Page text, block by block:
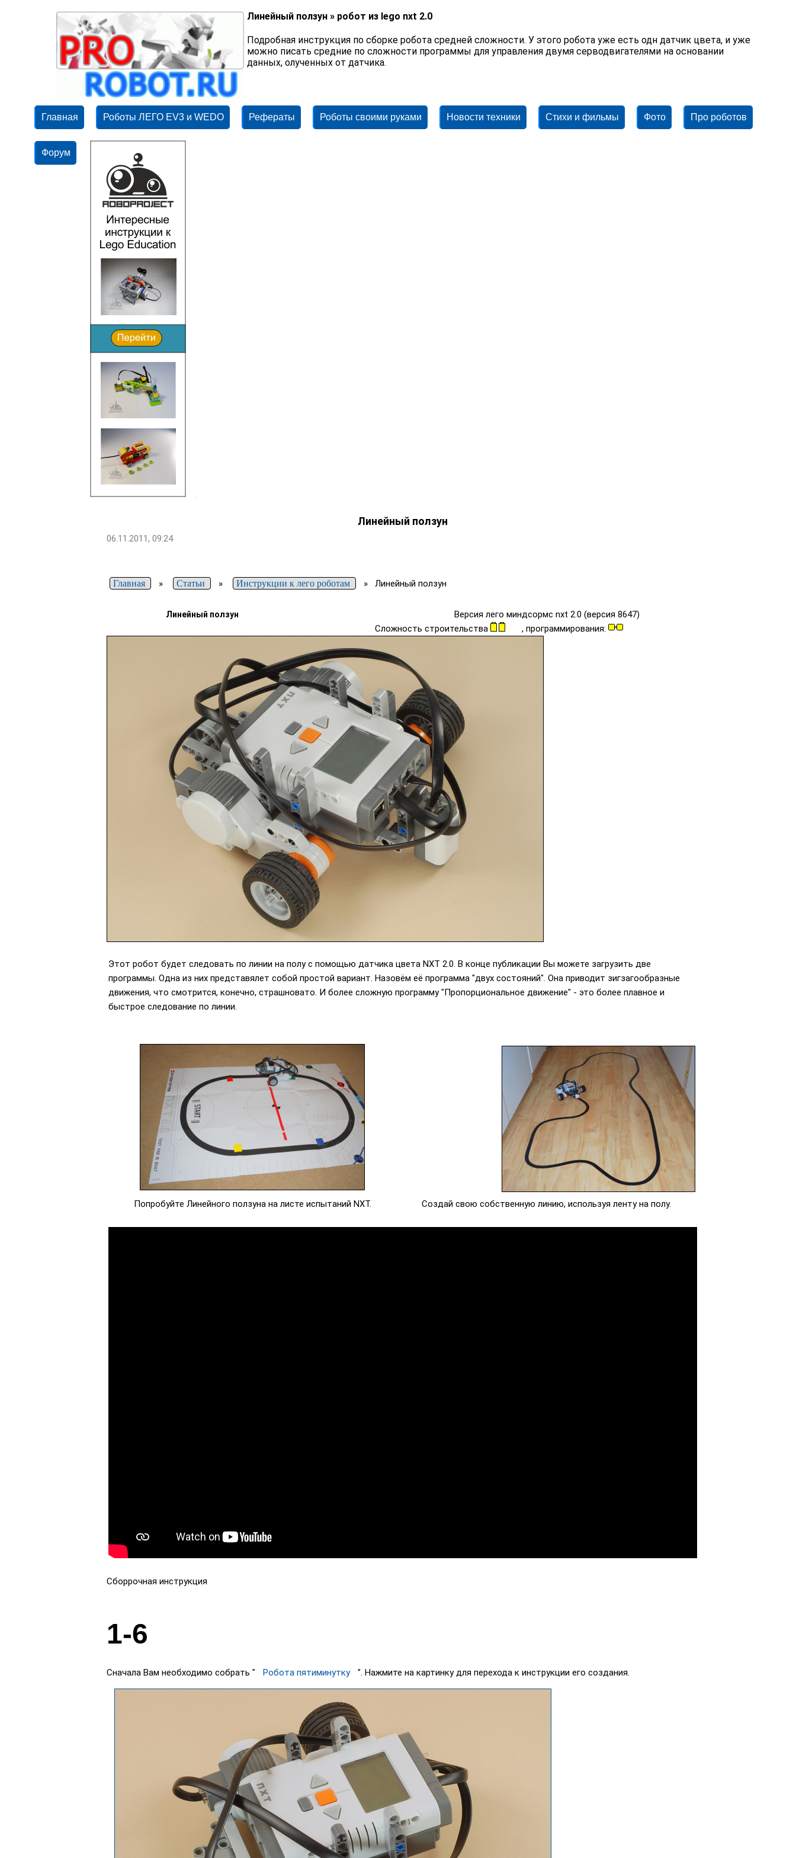
Линейный ползун » робот из lego nxt 2.0
Подробная инструкция по сборке робота средней сложности. У этого робота уже есть одн датчик цвета, и уже
можно писать средние по сложности программы для управления двумя серводвигателями на основании
данных, олученных от датчика.
Главная Роботы ЛЕГО EV3 и WEDO Рефераты Роботы своими руками Новости техники Стихи и фильмы Фото Про роботов
Форум
Линейный ползун
06.11.2011, 09:24
Главная » Статьи » Инструкции к лего роботам » Линейный ползун
Линейный ползун
Версия лего миндсормс nxt 2.0 (версия 8647)
Сложность строительства
, программирования:
Этот робот будет следовать по линии на полу с помощью датчика цвета NXT 2.0. В конце публикации Вы можете загрузить две
программы. Одна из них представялет собой простой вариант. Назовём её программа "двух состояний". Она приводит зигзагообразные
движения, что смотрится, конечно, страшновато. И более сложную программу "Пропорциональное движение" - это более плавное и
быстрое следование по линии.
Попробуйте Линейного ползуна на листе испытаний NXT. Создай свою собственную линию, используя ленту на полу.
Сборрочная инструкция
1-6
Сначала Вам необходимо собрать " Робота пятиминутку ". Нажмите на картинку для перехода к инструкции его создания.